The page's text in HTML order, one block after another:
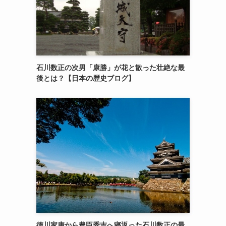
石川数正の次男「康勝」が花と散った壮絶な最
後とは？【日本の歴史ブログ】